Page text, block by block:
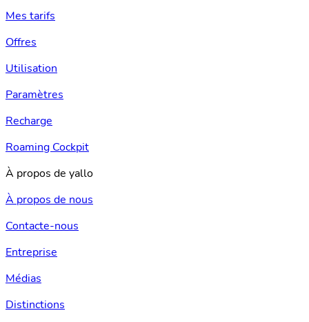
Mes tarifs
Offres
Utilisation
Paramètres
Recharge
Roaming Cockpit
À propos de yallo
À propos de nous
Contacte-nous
Entreprise
Médias
Distinctions